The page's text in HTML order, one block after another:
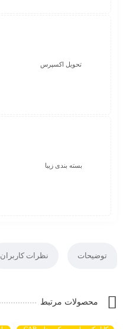
تحویل اکسپرس
بسته بندی زیبا
توضیحات نظرات کاربران
محصولات مرتبط